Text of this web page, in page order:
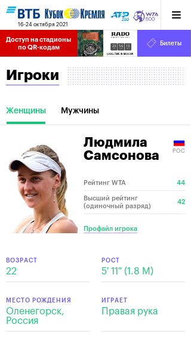
16-24 октября 2021
Доступ на стадионы
по QR-кодам
23
HRS
56
MINS
13
SECS
Билеты
Игроки
Женщины Мужчины
Людмила
Самсонова
РОС
Рейтинг WTA 44
Высший рейтинг
(одиночный разряд)
42
Профайл игрока
ВОЗРАСТ
22
РОСТ
5' 11" (1.8 М)
МЕСТО РОЖДЕНИЯ
Оленегорск,
Россия
ИГРАЕТ
Правая рука